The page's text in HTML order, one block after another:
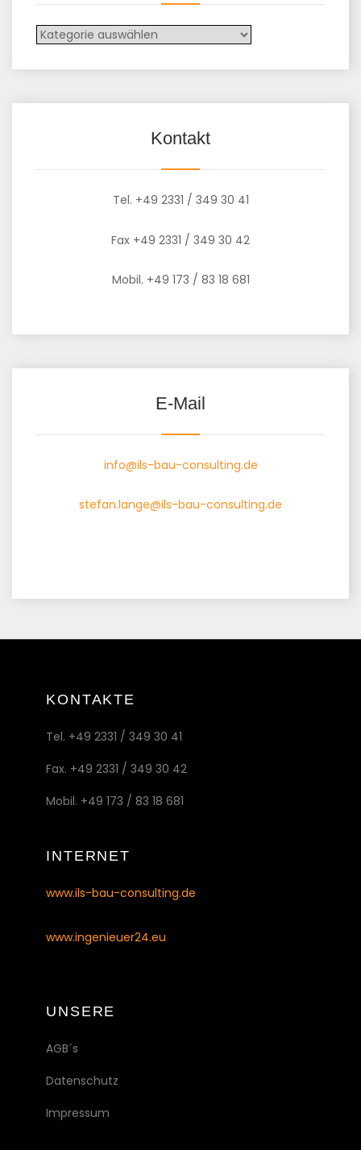
Kontakt
Tel. +49 2331 / 349 30 41
Fax +49 2331 / 349 30 42
Mobil. +49 173 / 83 18 681
E-Mail
info@ils-bau-consulting.de
stefan.lange@ils-bau-consulting.de
KONTAKTE
Tel. +49 2331 / 349 30 41
Fax. +49 2331 / 349 30 42
Mobil. +49 173 / 83 18 681
INTERNET
www.ils-bau-consulting.de
www.ingenieuer24.eu
UNSERE
AGB´s
Datenschutz
Impressum